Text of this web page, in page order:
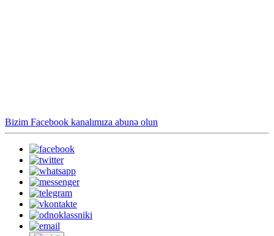
Bizim Facebook kanalımıza abunə olun